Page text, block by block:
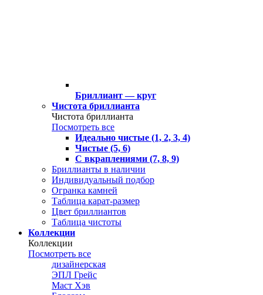
Бриллиант — круг
Чистота бриллианта
Чистота бриллианта
Посмотреть все
Идеально чистые (1, 2, 3, 4)
Чистые (5, 6)
С вкраплениями (7, 8, 9)
Бриллианты в наличии
Индивидуальный подбор
Огранка камней
Таблица карат-размер
Цвет бриллиантов
Таблица чистоты
Коллекции
Коллекции
Посмотреть все
дизайнерская
ЭПЛ Грейс
Маст Хэв